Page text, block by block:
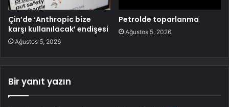
Çin’de ‘Anthropic bize
karşı kullanılacak’ endişesi
Ağustos 5, 2026
Petrolde toparlanma
Ağustos 5, 2026
Bir yanıt yazın